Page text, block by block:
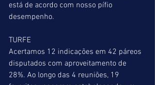
está de acordo com nosso pífio
desempenho.
TURFE
Acertamos 12 indicações em 42 páreos
disputados com aproveitamento de
28%. Ao longo das 4 reuniões, 19